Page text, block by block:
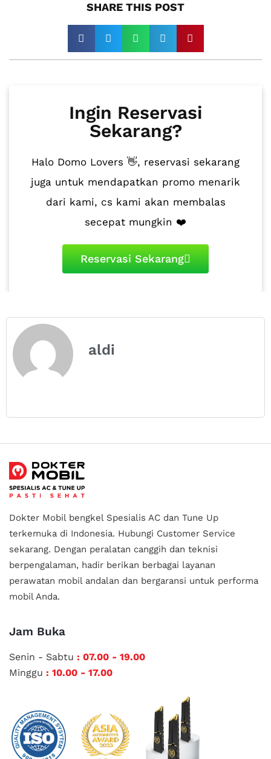
SHARE THIS POST​
Ingin Reservasi
Sekarang?
Halo Domo Lovers 👋, reservasi sekarang
juga untuk mendapatkan promo menarik
dari kami, cs kami akan membalas
secepat mungkin ❤️
Reservasi Sekarang
aldi
Dokter Mobil bengkel Spesialis AC dan Tune Up
terkemuka di Indonesia. Hubungi Customer Service
sekarang. Dengan peralatan canggih dan teknisi
berpengalaman, hadir berikan berbagai layanan
perawatan mobil andalan dan bergaransi untuk performa
mobil Anda.
Jam Buka
Senin - Sabtu : 07.00 - 19.00
Minggu : 10.00 - 17.00